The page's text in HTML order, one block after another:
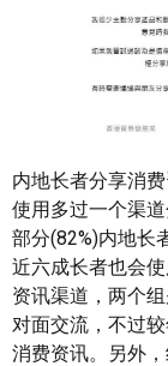
内地长者分享消
使用多过一个渠
部分(82%)内地长
近六成长者也会
资讯渠道，两个
对面交流，不过
消费资讯。另外